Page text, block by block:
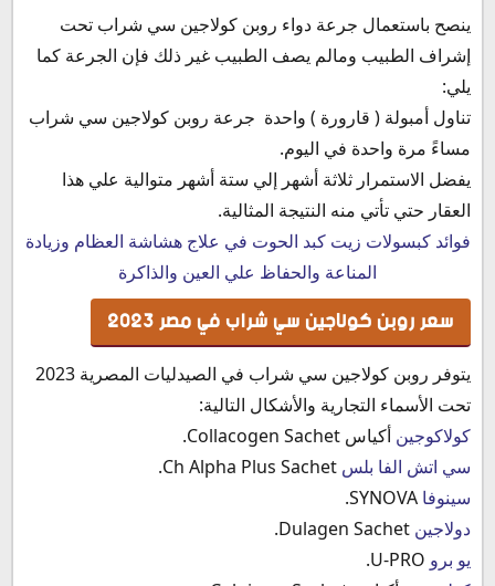
ينصح باستعمال جرعة دواء روبن كولاجين سي شراب تحت
إشراف الطبيب ومالم يصف الطبيب غير ذلك فإن الجرعة كما
يلي:
تناول أمبولة ( قارورة ) واحدة جرعة روبن كولاجين سي شراب
مساءً مرة واحدة في اليوم.
يفضل الاستمرار ثلاثة أشهر إلي ستة أشهر متوالية علي هذا
العقار حتي تأتي منه النتيجة المثالية.
فوائد كبسولات زيت كبد الحوت في علاج هشاشة العظام وزيادة
المناعة والحفاظ علي العين والذاكرة
سعر روبن كولاجين سي شراب في مصر 2023
يتوفر روبن كولاجين سي شراب في الصيدليات المصرية 2023
تحت الأسماء التجارية والأشكال التالية:
كولاكوجين أكياس Collacogen Sachet.
سي اتش الفا بلس
سينوفا
دولاجين
يو برو